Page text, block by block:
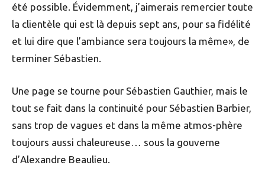
été possible. Évidemment, j’aimerais remercier toute
la clientèle qui est là depuis sept ans, pour sa fidélité
et lui dire que l’ambiance sera toujours la même», de
terminer Sébastien.
Une page se tourne pour Sébastien Gauthier, mais le
tout se fait dans la continuité pour Sébastien Barbier,
sans trop de vagues et dans la même atmos-phère
toujours aussi chaleureuse… sous la gouverne
d’Alexandre Beaulieu.